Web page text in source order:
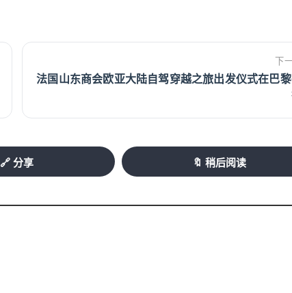
下
法国山东商会欧亚大陆自驾穿越之旅出发仪式在巴
🔗 分享 🔖 稍后阅读